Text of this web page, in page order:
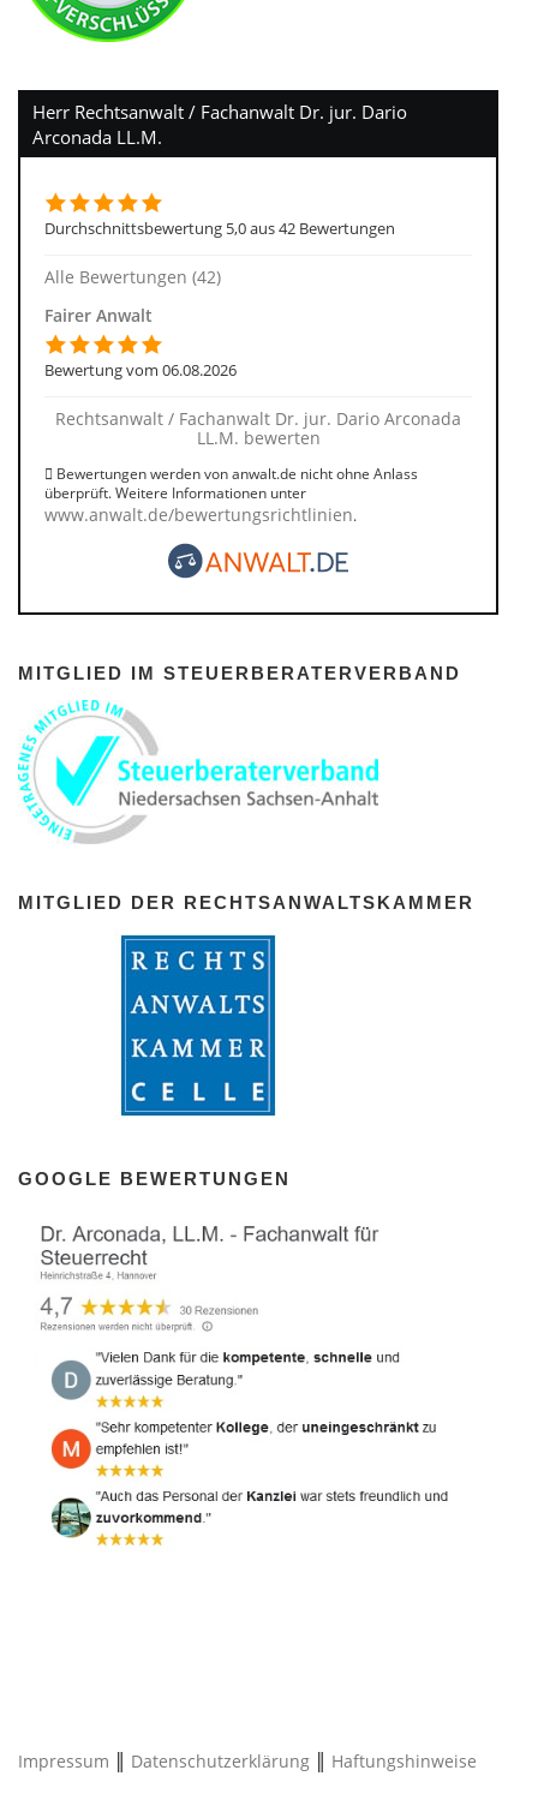
Herr Rechtsanwalt / Fachanwalt Dr. jur. Dario
Arconada LL.M.
Durchschnittsbewertung 5,0 aus 42 Bewertungen
Alle Bewertungen (42)
Fairer Anwalt
Bewertung vom 06.08.2026
Rechtsanwalt / Fachanwalt Dr. jur. Dario Arconada
LL.M. bewerten
Bewertungen werden von anwalt.de nicht ohne Anlass
überprüft. Weitere Informationen unter
www.anwalt.de/bewertungsrichtlinien.
MITGLIED IM STEUERBERATERVERBAND
MITGLIED DER RECHTSANWALTSKAMMER
GOOGLE BEWERTUNGEN
Impressum Datenschutzerklärung Haftungshinweise